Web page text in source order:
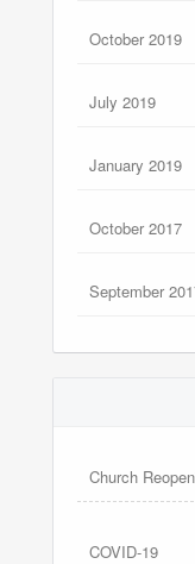
October 2019
July 2019
January 2019
October 2017
September
Church
COVID-19